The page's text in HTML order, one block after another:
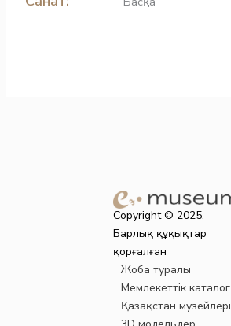
Copyright © 2025.
Барлық құқықтар
қорғалған
Жоба туралы
Мемлекеттік каталог
Қазақстан музейлері